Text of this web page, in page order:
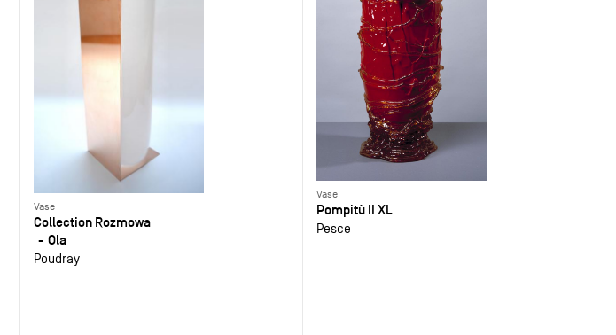
Vase
Collection Rozmowa
Ola
Poudray
Vase
Pompitù II XL
Pesce